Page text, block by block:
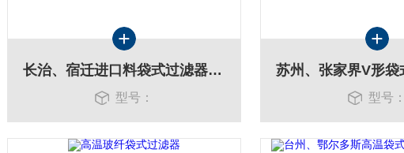
长治、宿迁进口料袋式过滤器厂家供应
型号： 型号